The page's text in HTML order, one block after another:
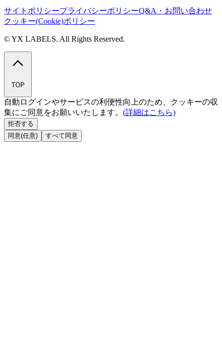
サイトポリシープライバシーポリシーQ&A・お問い合わせ
クッキー(Cookie)ポリシー
© YX LABELS. All Rights Reserved.
TOP
自動ログインやサービスの利便性向上のため、クッキーの収
集にご同意をお願いいたします。 (詳細はこちら)
拒否する
同意(任意)
すべて同意